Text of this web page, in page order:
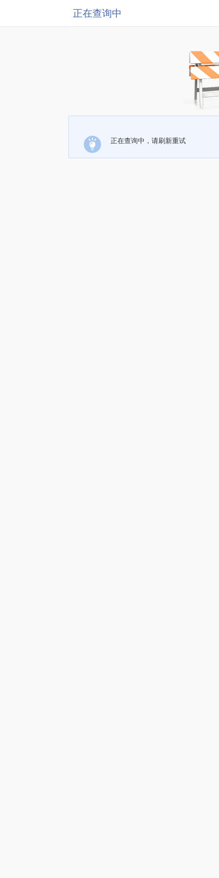
正在查询中
正在查询中，请刷新重试